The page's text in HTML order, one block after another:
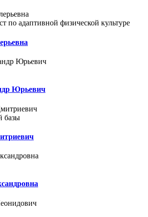
по адаптивной физической культуре
Юрьевич
базы